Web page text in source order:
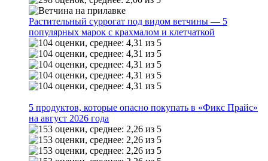
Растительный суррогат под видом ветчины — 5
популярных марок с крахмалом и клетчаткой
5 продуктов, которые опасно покупать в «Фикс Прайс»
на август 2026 года